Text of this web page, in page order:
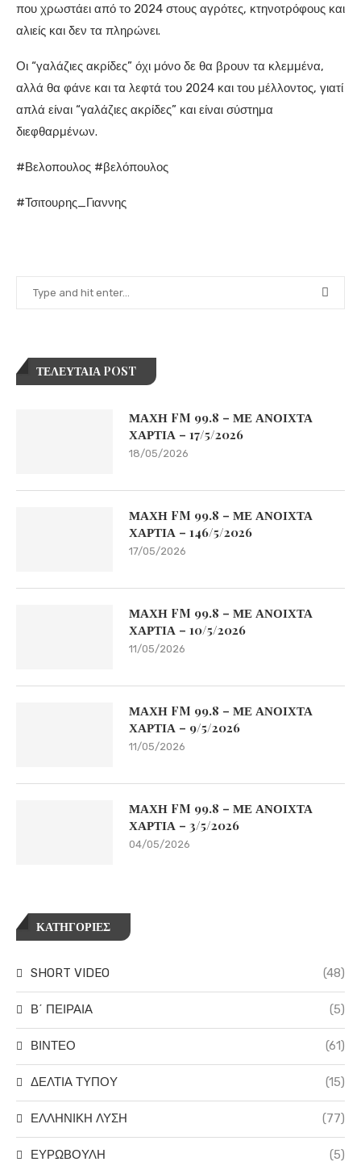
που χρωστάει από το 2024 στους αγρότες, κτηνοτρόφους και
αλιείς και δεν τα πληρώνει.
Οι “γαλάζιες ακρίδες” όχι μόνο δε θα βρουν τα κλεμμένα,
αλλά θα φάνε και τα λεφτά του 2024 και του μέλλοντος, γιατί
απλά είναι “γαλάζιες ακρίδες” και είναι σύστημα
διεφθαρμένων.
#Βελοπουλος #βελόπουλος
#Τσιτουρης_Γιαννης
ΤΕΛΕΥΤΑΙΑ POST
ΜΑΧΗ FM 99.8 – ΜΕ ΑΝΟΙΧΤΑ
ΧΑΡΤΙΑ – 17/5/2026
18/05/2026
ΜΑΧΗ FM 99.8 – ΜΕ ΑΝΟΙΧΤΑ
ΧΑΡΤΙΑ – 146/5/2026
17/05/2026
ΜΑΧΗ FM 99.8 – ΜΕ ΑΝΟΙΧΤΑ
ΧΑΡΤΙΑ – 10/5/2026
11/05/2026
ΜΑΧΗ FM 99.8 – ΜΕ ΑΝΟΙΧΤΑ
ΧΑΡΤΙΑ – 9/5/2026
11/05/2026
ΜΑΧΗ FM 99.8 – ΜΕ ΑΝΟΙΧΤΑ
ΧΑΡΤΙΑ – 3/5/2026
04/05/2026
ΚΑΤΗΓΟΡΙΕΣ
SHORT VIDEO (48)
Β΄ ΠΕΙΡΑΙΑ (5)
ΒΙΝΤΕΟ (61)
ΔΕΛΤΙΑ ΤΥΠΟΥ (15)
ΕΛΛΗΝΙΚΗ ΛΥΣΗ (77)
ΕΥΡΩΒΟΥΛΗ (5)